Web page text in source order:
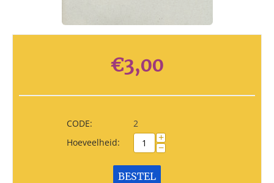
€3,00
CODE:
2
Hoeveelheid:
+
−
BESTEL